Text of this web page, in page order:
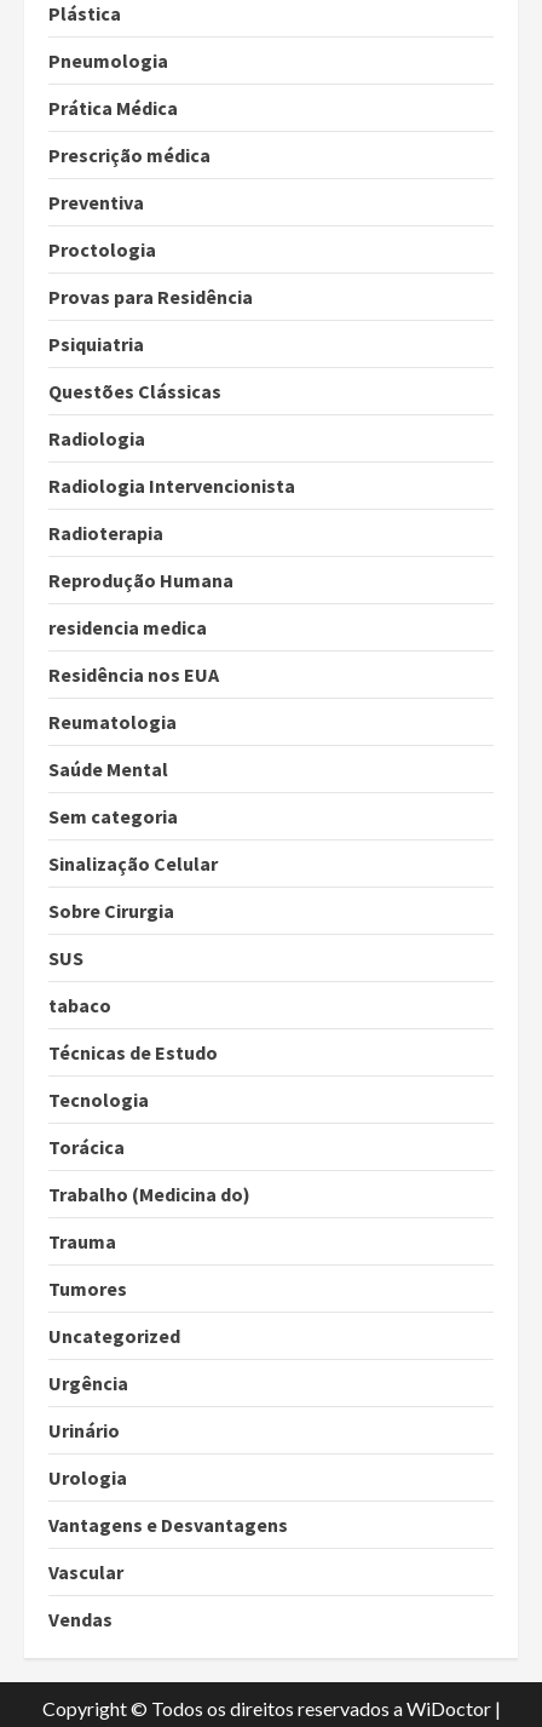
Plástica
Pneumologia
Prática Médica
Prescrição médica
Preventiva
Proctologia
Provas para Residência
Psiquiatria
Questões Clássicas
Radiologia
Radiologia Intervencionista
Radioterapia
Reprodução Humana
residencia medica
Residência nos EUA
Reumatologia
Saúde Mental
Sem categoria
Sinalização Celular
Sobre Cirurgia
SUS
tabaco
Técnicas de Estudo
Tecnologia
Torácica
Trabalho (Medicina do)
Trauma
Tumores
Uncategorized
Urgência
Urinário
Urologia
Vantagens e Desvantagens
Vascular
Vendas
Copyright © Todos os direitos reservados a WiDoctor |